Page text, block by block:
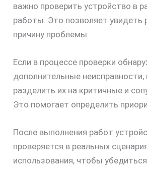
важно проверить устройство в
работы. Это позволяет увидеть
причину проблемы.
Если в процессе проверки
дополнительные
разделить их на критичные и
Это помогает определить
После выполнения работ
проверяется в реальных
использования, чтобы